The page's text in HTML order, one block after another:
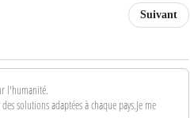
Suivant
l'humanité.
solutions adaptées à chaque pays.Je me